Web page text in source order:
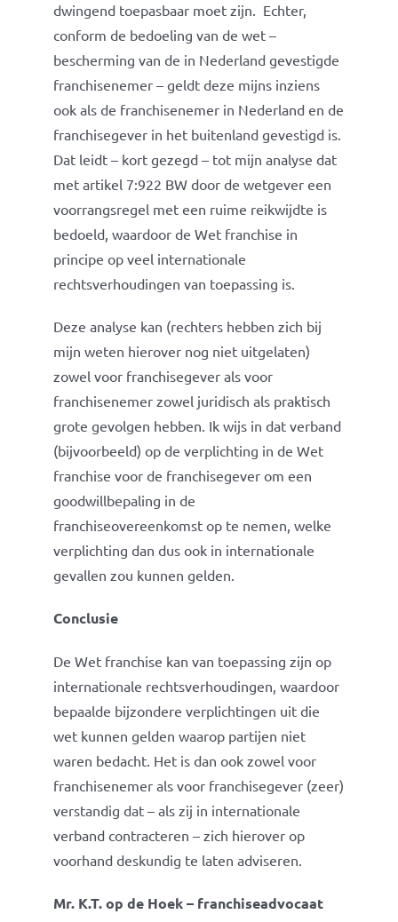
dwingend toepasbaar moet zijn. Echter,
conform de bedoeling van de wet –
bescherming van de in Nederland gevestigde
franchisenemer – geldt deze mijns inziens
ook als de franchisenemer in Nederland en de
franchisegever in het buitenland gevestigd is.
Dat leidt – kort gezegd – tot mijn analyse dat
met artikel 7:922 BW door de wetgever een
voorrangsregel met een ruime reikwijdte is
bedoeld, waardoor de Wet franchise in
principe op veel internationale
rechtsverhoudingen van toepassing is.
Deze analyse kan (rechters hebben zich bij
mijn weten hierover nog niet uitgelaten)
zowel voor franchisegever als voor
franchisenemer zowel juridisch als praktisch
grote gevolgen hebben. Ik wijs in dat verband
(bijvoorbeeld) op de verplichting in de Wet
franchise voor de franchisegever om een
goodwillbepaling in de
franchiseovereenkomst op te nemen, welke
verplichting dan dus ook in internationale
gevallen zou kunnen gelden.
Conclusie
De Wet franchise kan van toepassing zijn op
internationale rechtsverhoudingen, waardoor
bepaalde bijzondere verplichtingen uit die
wet kunnen gelden waarop partijen niet
waren bedacht. Het is dan ook zowel voor
franchisenemer als voor franchisegever (zeer)
verstandig dat – als zij in internationale
verband contracteren – zich hierover op
voorhand deskundig te laten adviseren.
Mr. K.T. op de Hoek – franchiseadvocaat